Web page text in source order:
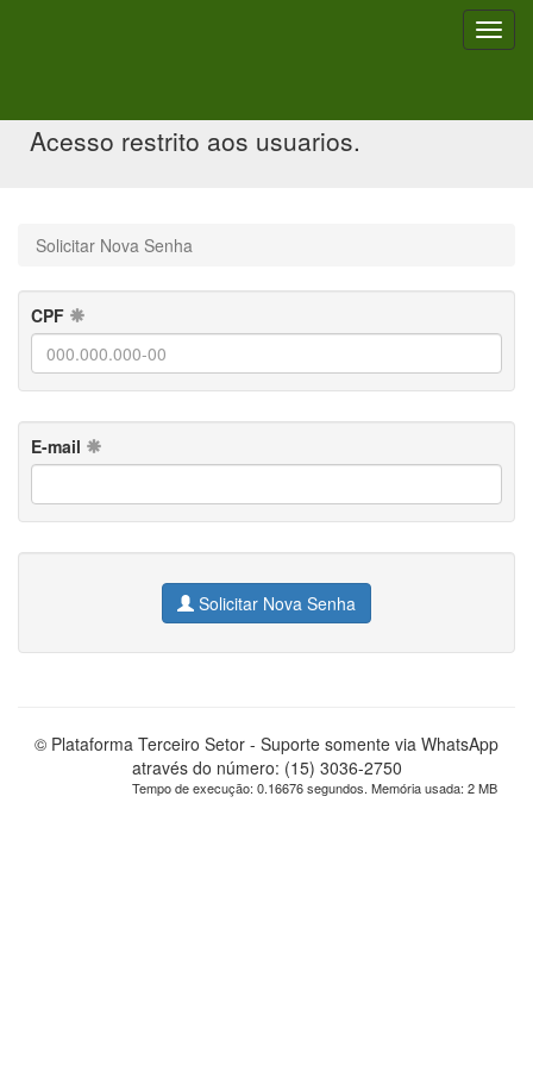
Acesso restrito aos usuarios.
Solicitar Nova Senha
CPF
E-mail
Solicitar Nova Senha
© Plataforma Terceiro Setor - Suporte somente via WhatsApp
através do número: (15) 3036-2750
Tempo de execução: 0.16676 segundos. Memória usada: 2 MB